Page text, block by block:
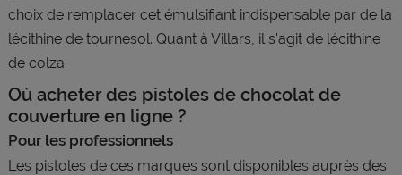
choix de remplacer cet émulsifiant indispensable par de la
lécithine de tournesol. Quant à Villars, il s'agit de lécithine
de colza.
Où acheter des pistoles de chocolat de
couverture en ligne ?
Pour les professionnels
Les pistoles de ces marques sont disponibles auprès des